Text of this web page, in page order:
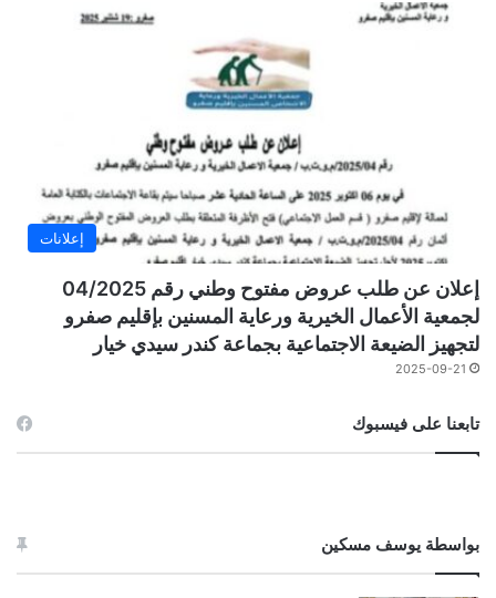
إعلانات
إعلان عن طلب عروض مفتوح وطني رقم 04/2025
لجمعية الأعمال الخيرية ورعاية المسنين بإقليم صفرو
لتجهيز الضيعة الاجتماعية بجماعة كندر سيدي خيار
2025-09-21
تابعنا على فيسبوك
بواسطة يوسف مسكين